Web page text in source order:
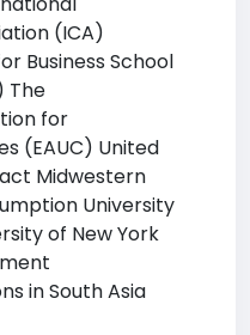
(ICA)
Business School
The
for
(EAUC) United
Midwestern
University
of New York
in South Asia